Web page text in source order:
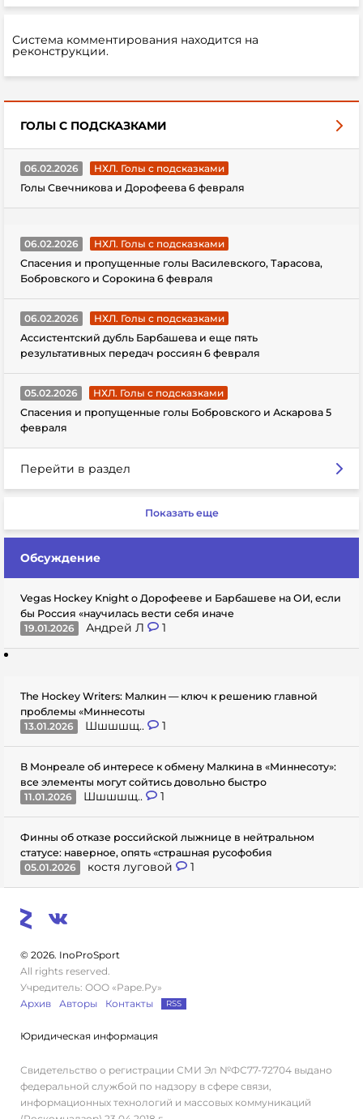
Система комментирования находится на
реконструкции.
ГОЛЫ С ПОДСКАЗКАМИ
06.02.2026
НХЛ. Голы с подсказками
Голы Свечникова и Дорофеева 6 февраля
06.02.2026
НХЛ. Голы с подсказками
Спасения и пропущенные голы Василевского, Тарасова,
Бобровского и Сорокина 6 февраля
06.02.2026
НХЛ. Голы с подсказками
Ассистентский дубль Барбашева и еще пять
результативных передач россиян 6 февраля
05.02.2026
НХЛ. Голы с подсказками
Спасения и пропущенные голы Бобровского и Аскарова 5
февраля
Перейти в раздел
Показать еще
Обсуждение
Vegas Hockey Knight о Дорофееве и Барбашеве на ОИ, если
бы Россия «научилась вести себя иначе
19.01.2026
Андрей Л 1
The Hockey Writers: Малкин — ключ к решению главной
проблемы «Миннесоты
13.01.2026
Шшшшщ.. 1
В Монреале об интересе к обмену Малкина в «Миннесоту»:
все элементы могут сойтись довольно быстро
11.01.2026
Шшшшщ.. 1
Финны об отказе российской лыжнице в нейтральном
статусе: наверное, опять «страшная русофобия
05.01.2026
костя луговой 1
© 2026. InoProSport
All rights reserved.
Учредитель: ООО «Раре.Ру»
Архив
Авторы Контакты RSS
Юридическая информация
Свидетельство о регистрации СМИ Эл №ФС77-72704 выдано
федеральной службой по надзору в сфере связи,
информационных технологий и массовых коммуникаций